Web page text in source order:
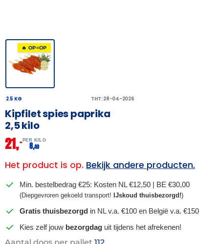
🔥 OP=OP
2.5 KG THT: 28-04-2026
Kipfilet spies paprika
2,5 kilo
21,– PER KILO
8,40
Het product is op. Bekijk andere producten.
Min. bestelbedrag €25: Kosten NL €12,50 | BE €30,00
(Diepgevroren gekoeld transport! IJskoud thuisbezorgd!)
Gratis thuisbezorgd in NL v.a. €100 en België v.a. €150
Kies zelf jouw bezorgdag uit tijdens het afrekenen!